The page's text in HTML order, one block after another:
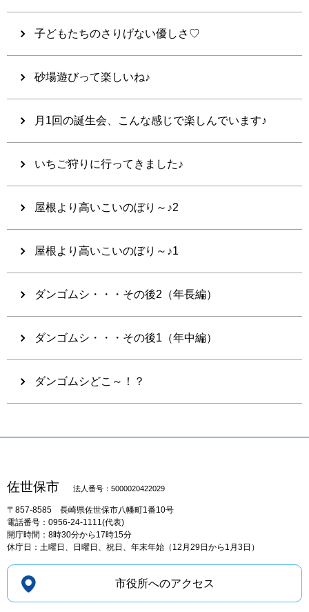
子どもたちのさりげない優しさ♡
砂場遊びって楽しいね♪
月1回の誕生会、こんな感じで楽しんでいます♪
いちご狩りに行ってきました♪
屋根より高いこいのぼり～♪2
屋根より高いこいのぼり～♪1
ダンゴムシ・・・その後2（年長編）
ダンゴムシ・・・その後1（年中編）
ダンゴムシどこ～！？
佐世保市 法人番号：5000020422029
〒857-8585 長崎県佐世保市八幡町1番10号
電話番号：0956-24-1111(代表)
開庁時間：8時30分から17時15分
休庁日：土曜日、日曜日、祝日、年末年始（12月29日から1月3日）
市役所へのアクセス